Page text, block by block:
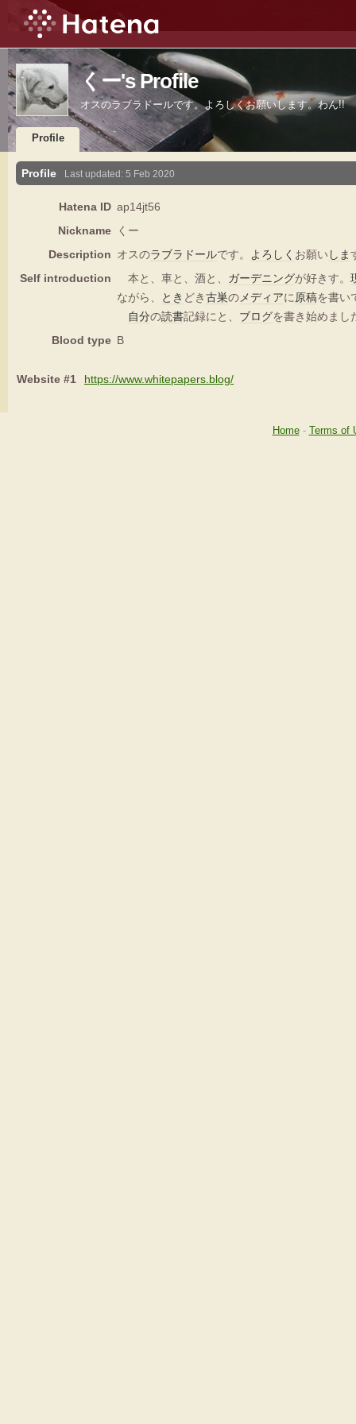
くー's Profile
オスのラブラドールです。よろしくお願いします。わん!!
Profile
Profile Last updated: 5 Feb 2020
Hatena ID ap14jt56
Nickname
くー
Description オスのラブラドールです。 よろしく お願い しま
Self introduction
本と、車と、酒と、 ガーデニングが好きす。
ながら、
とき どき古巣のメディアに原稿を書い
自分の読書記録にと、 ブログを書き始めまし
Blood type B
Website #1 https://www.whitepapers.blog/
Home- Terms of